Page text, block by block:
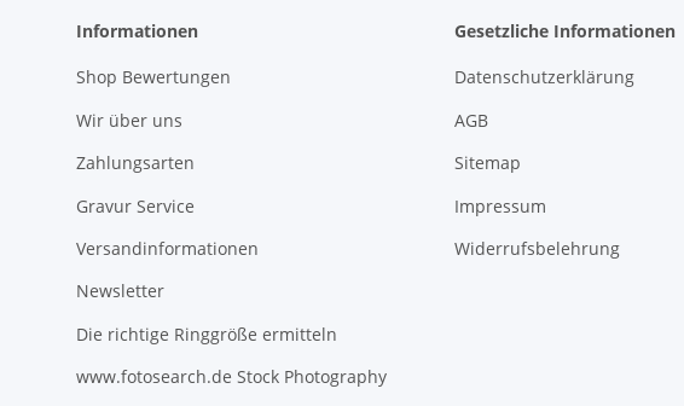
Informationen
Shop Bewertungen
Wir über uns
Zahlungsarten
Gravur Service
Versandinformationen
Newsletter
Die richtige Ringgröße ermitteln
www.fotosearch.de Stock Photography
Gesetzliche Informationen
Datenschutzerklärung
AGB
Sitemap
Impressum
Widerrufsbelehrung